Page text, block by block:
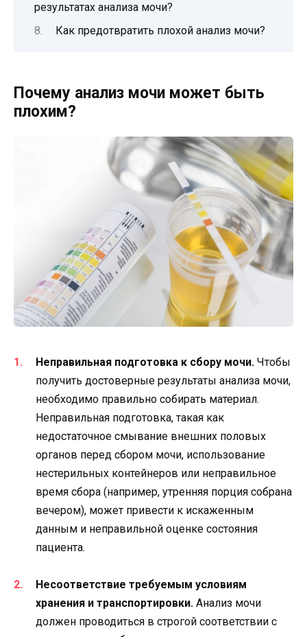
результатах анализа мочи?
Как предотвратить плохой анализ мочи?
Почему анализ мочи может быть
плохим?
Неправильная подготовка к сбору мочи. Чтобы
получить достоверные результаты анализа мочи,
необходимо правильно собирать материал.
Неправильная подготовка, такая как
недостаточное смывание внешних половых
органов перед сбором мочи, использование
нестерильных контейнеров или неправильное
время сбора (например, утренняя порция собрана
вечером), может привести к искаженным
данным и неправильной оценке состояния
пациента.
Несоответствие требуемым условиям
хранения и транспортировки. Анализ мочи
должен проводиться в строгой соответствии с